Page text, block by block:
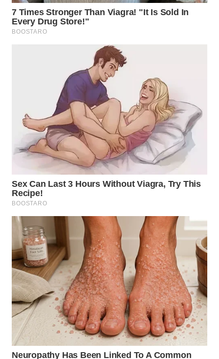
WN
TAPANULI
PADANG
LAWAS
WN
SUMEDANG
WN
CIANJUR
KEPULAUAN
SERIBU
WN
TANGERANG
WN
BINJAI
WN